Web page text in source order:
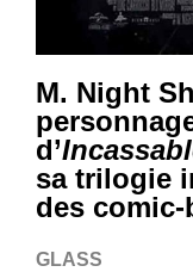
M. Night
d’
sa trilogie
des
GLASS